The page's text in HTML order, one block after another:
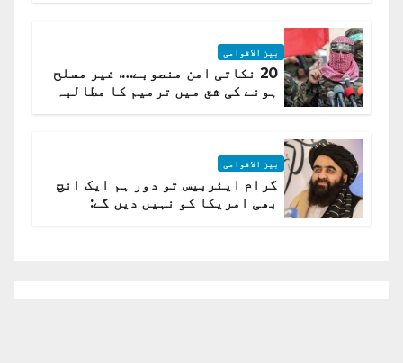
بین الاقوامی
20 نکاتی امن منصوبے…. غیر مسلح
ہونے کی شق میں ترمیم کا مطالبہ
بین الاقوامی
گرام ایئربیس تو دور ہم ایک انچ
بھی امریکا کو نہیں دیں گے: